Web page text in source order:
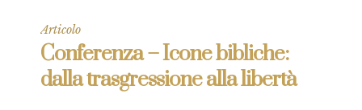
Articolo
Conferenza – Icone bibliche:
dalla trasgressione alla libertà